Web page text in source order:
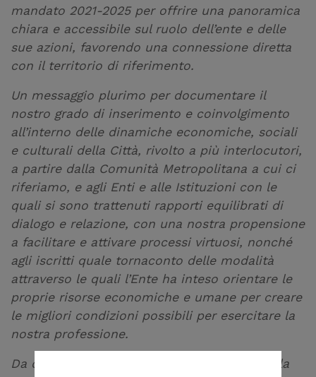
mandato 2021-2025 per offrire una panoramica
chiara e accessibile sul ruolo dell’ente e delle
sue azioni, favorendo una connessione diretta
con il territorio di riferimento.
Un messaggio plurimo per documentare il
nostro grado di inserimento e coinvolgimento
all’interno delle dinamiche economiche, sociali
e culturali della Città, rivolto a più interlocutori,
a partire dalla Comunità Metropolitana a cui ci
riferiamo, e agli Enti e alle Istituzioni con le
quali si sono trattenuti rapporti equilibrati di
dialogo e relazione, con una nostra propensione
a facilitare e attivare processi virtuosi, nonché
agli iscritti quale tornaconto delle modalità
attraverso le quali l’Ente ha inteso orientare le
proprie risorse economiche e umane per creare
le migliori condizioni possibili per esercitare la
nostra professione.
Da questo percorso emerge la centralità della